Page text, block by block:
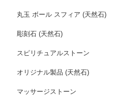
丸玉 ボール スフィア (天然石)
彫刻石 (天然石)
スピリチュアルストーン
オリジナル製品 (天然石)
マッサージストーン